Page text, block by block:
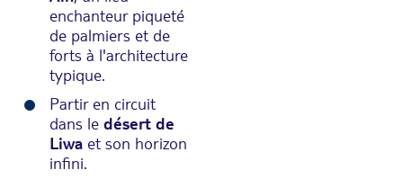
enchanteur piqueté
de palmiers et de
forts à l'architecture
typique.
Partir en circuit
dans le désert de
Liwa et son horizon
infini.